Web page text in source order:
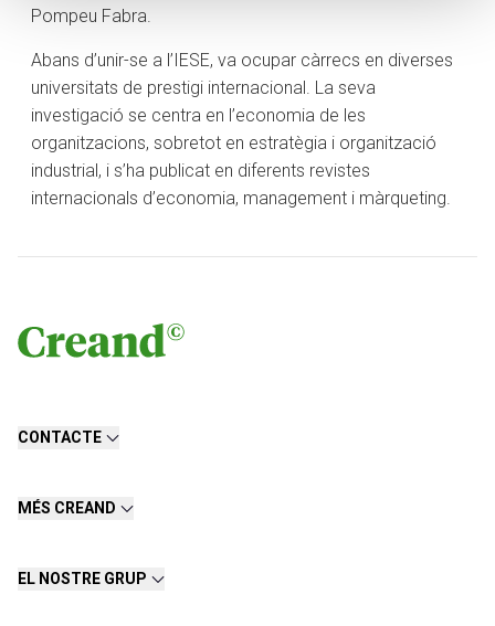
Pompeu Fabra.
Abans d’unir-se a l’IESE, va ocupar càrrecs en diverses
universitats de prestigi internacional. La seva
investigació se centra en l’economia de les
organitzacions, sobretot en estratègia i organització
industrial, i s’ha publicat en diferents revistes
internacionals d’economia, management i màrqueting.
CONTACTE
MÉS CREAND
EL NOSTRE GRUP